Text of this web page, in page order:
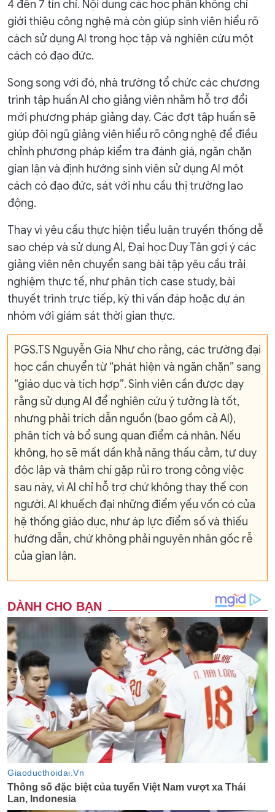
4 đến 7 tín chỉ. Nội dung các học phần không chỉ
giới thiệu công nghệ mà còn giúp sinh viên hiểu rõ
cách sử dụng AI trong học tập và nghiên cứu một
cách có đạo đức.
Song song với đó, nhà trường tổ chức các chương
trình tập huấn AI cho giảng viên nhằm hỗ trợ đổi
mới phương pháp giảng dạy. Các đợt tập huấn sẽ
giúp đội ngũ giảng viên hiểu rõ công nghệ để điều
chỉnh phương pháp kiểm tra đánh giá, ngăn chặn
gian lận và định hướng sinh viên sử dụng AI một
cách có đạo đức, sát với nhu cầu thị trường lao
động.
Thay vì yêu cầu thực hiện tiểu luận truyền thống dễ
sao chép và sử dụng AI, Đại học Duy Tân gợi ý các
giảng viên nên chuyển sang bài tập yêu cầu trải
nghiệm thực tế, như phân tích case study, bài
thuyết trình trực tiếp, kỳ thi vấn đáp hoặc dự án
nhóm với giám sát thời gian thực.
PGS.TS Nguyễn Gia Như cho rằng, các trường đại
học cần chuyển từ “phát hiện và ngăn chặn” sang
“giáo dục và tích hợp”. Sinh viên cần được dạy
rằng sử dụng AI để nghiên cứu ý tưởng là tốt,
nhưng phải trích dẫn nguồn (bao gồm cả AI),
phân tích và bổ sung quan điểm cá nhân. Nếu
không, họ sẽ mất dần khả năng thấu cảm, tư duy
độc lập và thậm chí gặp rủi ro trong công việc
sau này, vì AI chỉ hỗ trợ chứ không thay thế con
người. AI khuếch đại những điểm yếu vốn có của
hệ thống giáo dục, như áp lực điểm số và thiếu
hướng dẫn, chứ không phải nguyên nhân gốc rễ
của gian lận.